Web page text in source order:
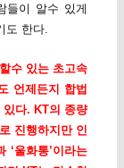
들이 알수 있게
도 한다.
수 있는 초고속
언제든지 합법
있다. KT의 종량
진행하지만 인
‘울화통’이라는